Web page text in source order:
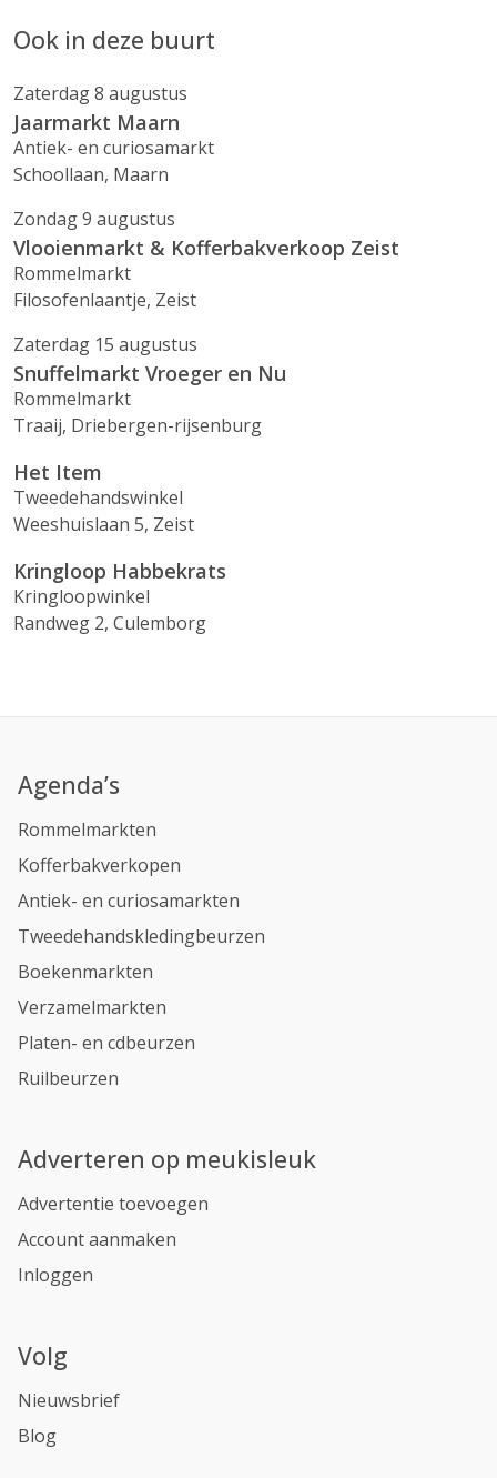
Ook in deze buurt
Zaterdag 8 augustus
Jaarmarkt Maarn
Antiek- en curiosamarkt
Schoollaan, Maarn
Zondag 9 augustus
Vlooienmarkt & Kofferbakverkoop Zeist
Rommelmarkt
Filosofenlaantje, Zeist
Zaterdag 15 augustus
Snuffelmarkt Vroeger en Nu
Rommelmarkt
Traaij, Driebergen-rijsenburg
Het Item
Tweedehandswinkel
Weeshuislaan 5, Zeist
Kringloop Habbekrats
Kringloopwinkel
Randweg 2, Culemborg
Agenda’s
Rommelmarkten
Kofferbakverkopen
Antiek- en curiosamarkten
Tweedehandskledingbeurzen
Boekenmarkten
Verzamelmarkten
Platen- en cdbeurzen
Ruilbeurzen
Adverteren op meukisleuk
Advertentie toevoegen
Account aanmaken
Inloggen
Volg
Nieuwsbrief
Blog